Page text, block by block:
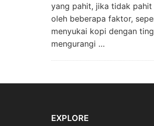
yang pahit, jika tidak
oleh beberapa faktor,
menyukai kopi dengan
mengurangi …
EXPLORE